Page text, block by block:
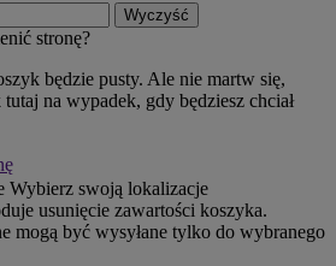
Wyczyść
stronę?
będzie pusty. Ale nie martw się,
na wypadek, gdy będziesz chciał
Wybierz swoją lokalizacje
usunięcie zawartości koszyka.
mogą być wysyłane tylko do wybranego